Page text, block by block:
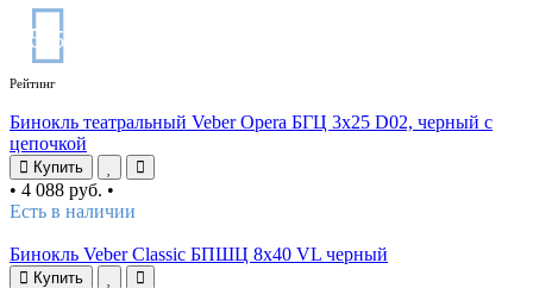
5 /5
Рейтинг
Бинокль театральный Veber Opera БГЦ 3х25 D02, черный с
цепочкой
Купить
• 4 088 руб. •
Есть в наличии
Бинокль Veber Classic БПШЦ 8x40 VL черный
Купить